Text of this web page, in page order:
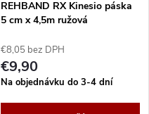
REHBAND RX Kinesio páska
5 cm x 4,5m ružová
€8,05 bez DPH
€9,90
Na objednávku do 3-4 dní